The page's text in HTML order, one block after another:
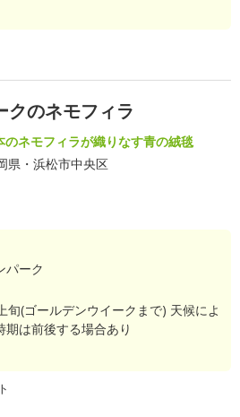
クのネモフィラ
のネモフィラが織りなす青の絨毯
県・浜松市中央区
パーク
旬(ゴールデンウイークまで) 天候によ
期は前後する場合あり